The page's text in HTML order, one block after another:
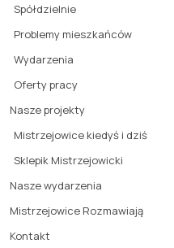
Spółdzielnie
Problemy mieszkańców
Wydarzenia
Oferty pracy
Nasze projekty
Mistrzejowice kiedyś i dziś
Sklepik Mistrzejowicki
Nasze wydarzenia
Mistrzejowice Rozmawiają
Kontakt